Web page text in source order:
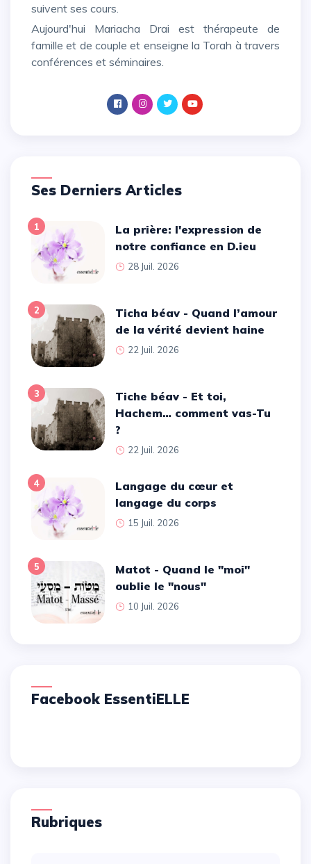
suivent ses cours.
Aujourd'hui Mariacha Drai est thérapeute de
famille et de couple et enseigne la Torah à travers
conférences et séminaires.
Ses Derniers Articles
1
La prière: l'expression de
notre confiance en D.ieu
28 Juil. 2026
2
Ticha béav - Quand l’amour
de la vérité devient haine
22 Juil. 2026
3
Tiche béav - Et toi,
Hachem… comment vas-Tu
?
22 Juil. 2026
4
Langage du cœur et
langage du corps
15 Juil. 2026
5
Matot - Quand le ''moi''
oublie le ''nous''
10 Juil. 2026
Facebook EssentiELLE
Rubriques